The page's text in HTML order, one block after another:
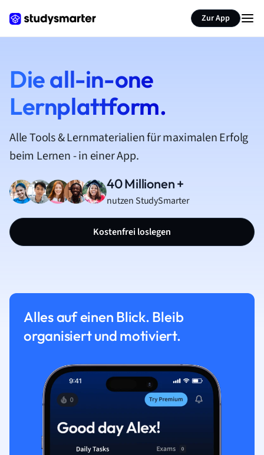
Zur App
Die all-in-one
Lernplattform.
Alle Tools & Lernmaterialien für maximalen Erfolg
beim Lernen - in einer App.
40 Millionen +
nutzen StudySmarter
Kostenfrei loslegen
Alles auf einen Blick. Bleib
organisiert und motiviert.